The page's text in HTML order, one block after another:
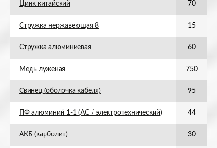
Цинк китайский 70
Стружка нержавеющая 8 15
Стружка алюминиевая 60
Медь луженая 750
Свинец (оболочка кабеля) 95
ПФ алюминий 1-1 (АС / электротехнический) 44
АКБ (карболит) 30